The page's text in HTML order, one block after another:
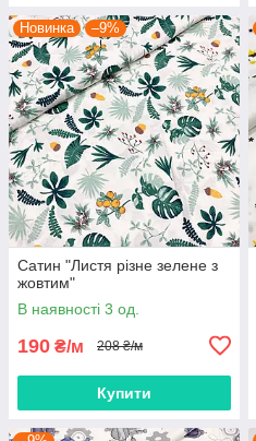
Новинка –9%
Сатин "Листя різне зелене з
жовтим"
В наявності 3 од.
190 ₴/м 208 ₴/м
Купити